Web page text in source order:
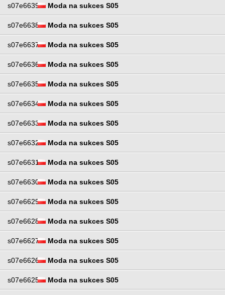
s07e6639 Moda na sukces S05
s07e6638 Moda na sukces S05
s07e6637 Moda na sukces S05
s07e6636 Moda na sukces S05
s07e6635 Moda na sukces S05
s07e6634 Moda na sukces S05
s07e6633 Moda na sukces S05
s07e6632 Moda na sukces S05
s07e6631 Moda na sukces S05
s07e6630 Moda na sukces S05
s07e6629 Moda na sukces S05
s07e6628 Moda na sukces S05
s07e6627 Moda na sukces S05
s07e6626 Moda na sukces S05
s07e6625 Moda na sukces S05